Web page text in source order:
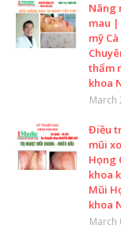
Nâng
mau |
mỹ
thẩm
khoa
March
Điều
mũi
Họng
khoa
Mũi
khoa
March